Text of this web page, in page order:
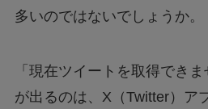
多いのではないでしょうか。
「現在ツイートを取得でき
が出るのは、X（Twitter）ア